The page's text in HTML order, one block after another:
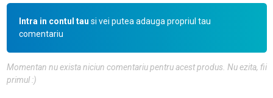
Intra in contul tau si vei putea adauga propriul tau
comentariu
Momentan nu exista niciun comentariu pentru acest produs. Nu ezita, fii
primul :)